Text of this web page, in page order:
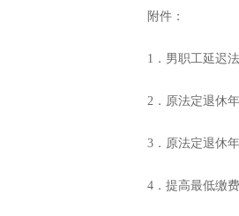
附件：
1．男职工延迟
2．原法定退休
3．原法定退休
4．提高最低缴